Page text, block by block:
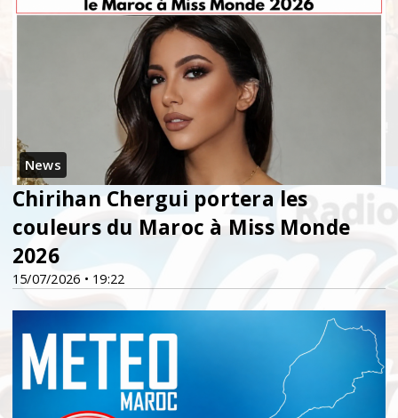
News
15/07/2026 • 19:22
Chirihan Chergui portera les
couleurs du Maroc à Miss Monde
2026